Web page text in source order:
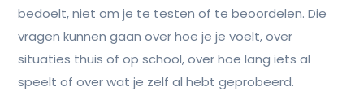
bedoelt, niet om je te testen of te beoordelen. Die
vragen kunnen gaan over hoe je je voelt, over
situaties thuis of op school, over hoe lang iets al
speelt of over wat je zelf al hebt geprobeerd.